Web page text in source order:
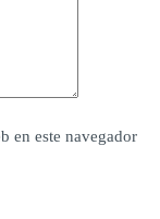
en este navegador